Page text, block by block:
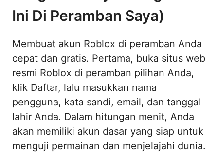
Ini Di Peramban Saya)
Membuat akun Roblox di peramban Anda
cepat dan gratis. Pertama, buka situs web
resmi Roblox di peramban pilihan Anda,
klik Daftar, lalu masukkan nama
pengguna, kata sandi, email, dan tanggal
lahir Anda. Dalam hitungan menit, Anda
akan memiliki akun dasar yang siap untuk
menguji permainan dan menjelajahi dunia.